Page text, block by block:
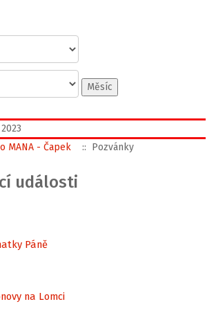
Měsíc
MANA - Čapek :: Pozvánky
události
Páně
na Lomci